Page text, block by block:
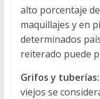
alto porcentaje
maquillajes y en
determinados
reiterado puede
Grifos y tuberías:
viejos se